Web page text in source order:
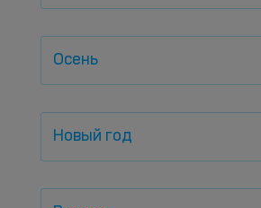
Осень
Новый год